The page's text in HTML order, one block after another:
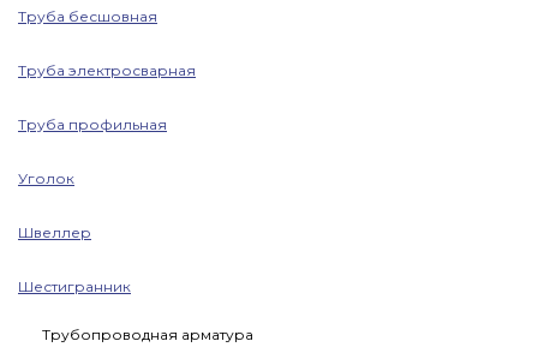
Труба бесшовная
Труба электросварная
Труба профильная
Уголок
Швеллер
Шестигранник
Трубопроводная арматура